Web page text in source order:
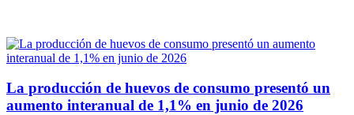
La producción de huevos de consumo presentó un
aumento interanual de 1,1% en junio de 2026